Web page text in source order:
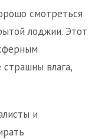
смотреться
лоджии. Этот
влага,
и